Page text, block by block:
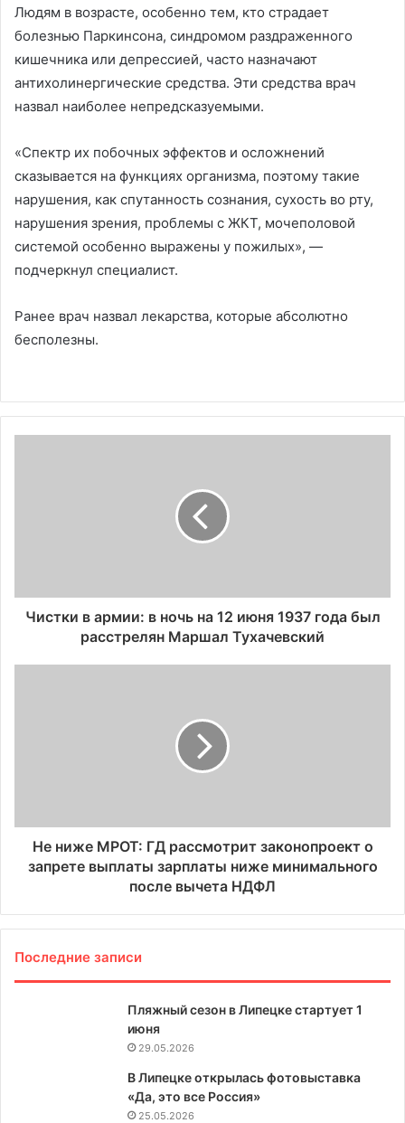
Людям в возрасте, особенно тем, кто страдает
болезнью Паркинсона, синдромом раздраженного
кишечника или депрессией, часто назначают
антихолинергические средства. Эти средства врач
назвал наиболее непредсказуемыми.
«Спектр их побочных эффектов и осложнений
сказывается на функциях организма, поэтому такие
нарушения, как спутанность сознания, сухость во рту,
нарушения зрения, проблемы с ЖКТ, мочеполовой
системой особенно выражены у пожилых», —
подчеркнул специалист.
Ранее врач назвал лекарства, которые абсолютно
бесполезны.
Чистки в армии: в ночь на 12 июня 1937 года был
расстрелян Маршал Тухачевский
Не ниже МРОТ: ГД рассмотрит законопроект о
запрете выплаты зарплаты ниже минимального
после вычета НДФЛ
Последние записи
Пляжный сезон в Липецке стартует 1
июня
29.05.2026
В Липецке открылась фотовыставка
«Да, это все Россия»
25.05.2026